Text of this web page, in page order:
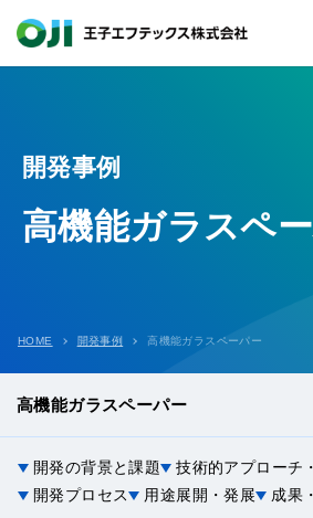
開発事例
高機能ガラスペ
HOME 開発事例 高機能ガラスペーパー
高機能ガラスペーパー
開発の背景と課題 技術的アプローチ
開発プロセス
用途展開・発展 成果